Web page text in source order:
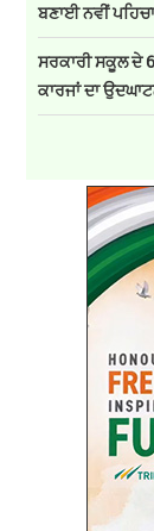
ਬਣਾਈ ਨਵੀਂ
ਸਰਕਾਰੀ ਸਕੂਲ ਦੇ
ਕਾਰਜਾਂ ਦਾ